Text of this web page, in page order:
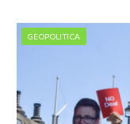
GEOPOLITICA